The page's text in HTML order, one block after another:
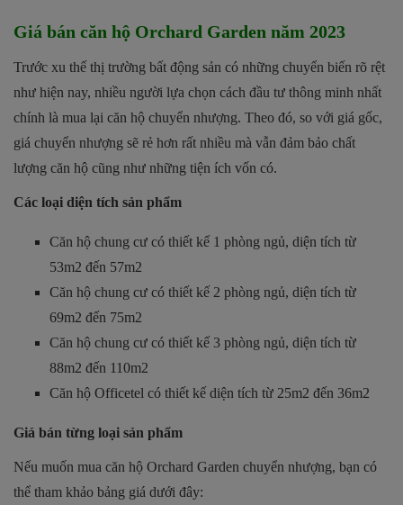
Giá bán căn hộ Orchard Garden năm 2023
Trước xu thế thị trường bất động sản có những chuyển biến rõ rệt
như hiện nay, nhiều người lựa chọn cách đầu tư thông minh nhất
chính là mua lại căn hộ chuyển nhượng. Theo đó, so với giá gốc,
giá chuyển nhượng sẽ rẻ hơn rất nhiều mà vẫn đảm bảo chất
lượng căn hộ cũng như những tiện ích vốn có.
Các loại diện tích sản phẩm
Căn hộ chung cư có thiết kế 1 phòng ngủ, diện tích từ
53m2 đến 57m2
Căn hộ chung cư có thiết kế 2 phòng ngủ, diện tích từ
69m2 đến 75m2
Căn hộ chung cư có thiết kế 3 phòng ngủ, diện tích từ
88m2 đến 110m2
Căn hộ Officetel có thiết kế diện tích từ 25m2 đến 36m2
Giá bán từng loại sản phẩm
Nếu muốn mua căn hộ Orchard Garden chuyển nhượng, bạn có
thể tham khảo bảng giá dưới đây: